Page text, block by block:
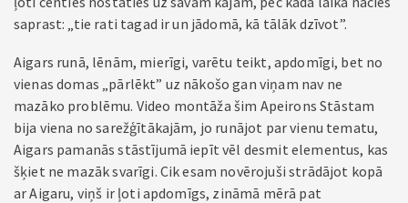
saprast: „tie rati tagad ir un jādomā, kā tālāk dzīvot”.
Aigars runā, lēnām, mierīgi, varētu teikt, apdomīgi, bet no
vienas domas „pārlēkt” uz nākošo gan viņam nav ne
mazāko problēmu. Video montāža šim Apeirons Stāstam
bija viena no sarežģītākajām, jo runājot par vienu tematu,
Aigars pamanās stāstījumā iepīt vēl desmit elementus, kas
šķiet ne mazāk svarīgi. Cik esam novērojuši strādājot kopā
ar Aigaru, viņš ir ļoti apdomīgs, zināmā mērā pat